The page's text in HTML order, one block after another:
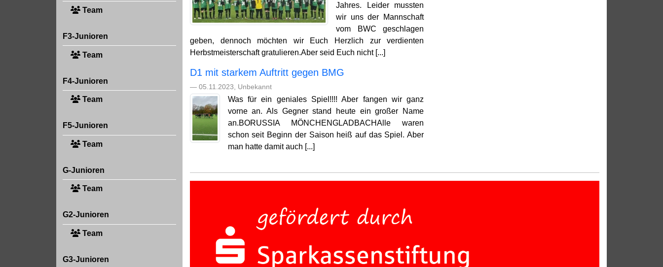
Team
F3-Junioren
Team
F4-Junioren
Team
F5-Junioren
Team
G-Junioren
Team
G2-Junioren
Team
G3-Junioren
Jahres. Leider mussten
wir uns der Mannschaft
vom BWC geschlagen
geben, dennoch möchten wir Euch Herzlich zur verdienten
Herbstmeisterschaft gratulieren.Aber seid Euch nicht [...]
D1 mit starkem Auftritt gegen BMG
— 05.11.2023, Unbekannt
Was für ein geniales Spiel!!!! Aber fangen wir ganz
vorne an. Als Gegner stand heute ein großer Name
an.BORUSSIA MÖNCHENGLADBACHAlle waren
schon seit Beginn der Saison heiß auf das Spiel. Aber
man hatte damit auch [...]